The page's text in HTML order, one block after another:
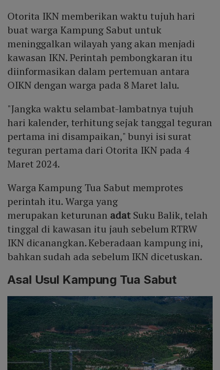
Otorita IKN memberikan waktu tujuh hari
buat warga Kampung Sabut untuk
meninggalkan wilayah yang akan menjadi
kawasan IKN. Perintah pembongkaran itu
diinformasikan dalam pertemuan antara
OIKN dengan warga pada 8 Maret lalu.
"Jangka waktu selambat-lambatnya tujuh
hari kalender, terhitung sejak tanggal teguran
pertama ini disampaikan," bunyi isi surat
teguran pertama dari Otorita IKN pada 4
Maret 2024.
Warga Kampung Tua Sabut memprotes
perintah itu. Warga yang
merupakan keturunan adatSuku Balik, telah
tinggal di kawasan itu jauh sebelum RTRW
IKN dicanangkan. Keberadaan kampung ini,
bahkan sudah ada sebelum IKN dicetuskan.
Asal Usul Kampung Tua Sabut